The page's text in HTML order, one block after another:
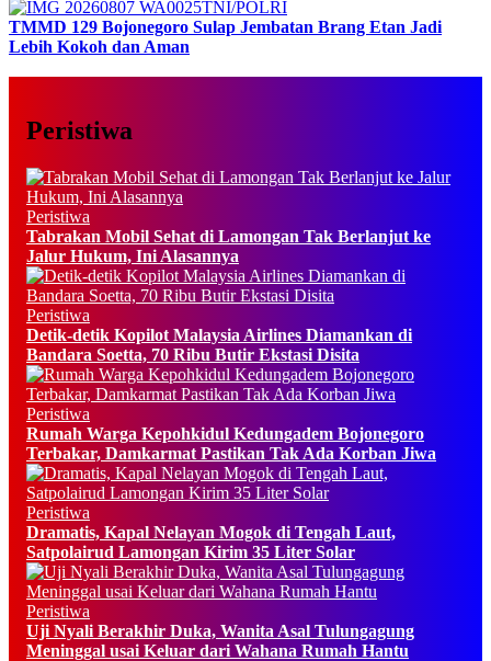
TNI/POLRI
TMMD 129 Bojonegoro Sulap Jembatan Brang Etan Jadi
Lebih Kokoh dan Aman
Peristiwa
Peristiwa
Tabrakan Mobil Sehat di Lamongan Tak Berlanjut ke
Jalur Hukum, Ini Alasannya
Peristiwa
Detik-detik Kopilot Malaysia Airlines Diamankan di
Bandara Soetta, 70 Ribu Butir Ekstasi Disita
Peristiwa
Rumah Warga Kepohkidul Kedungadem Bojonegoro
Terbakar, Damkarmat Pastikan Tak Ada Korban Jiwa
Peristiwa
Dramatis, Kapal Nelayan Mogok di Tengah Laut,
Satpolairud Lamongan Kirim 35 Liter Solar
Peristiwa
Uji Nyali Berakhir Duka, Wanita Asal Tulungagung
Meninggal usai Keluar dari Wahana Rumah Hantu